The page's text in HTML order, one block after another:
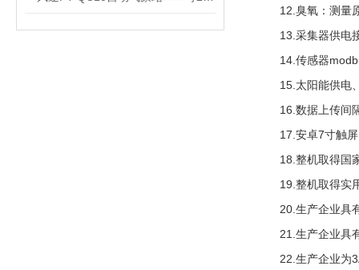
12. 臭氧：测量
13. 采集器供电
14. 传感器
15. 太阳能供电
16. 数据上传间
17. 安卓7寸触
18. 整机取得国
19. 整机取得实
20. 生产企业具
21. 生产企业具
22. 生产企业为